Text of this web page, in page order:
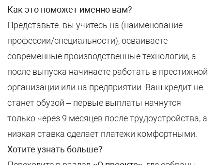
Как это поможет именно вам?
Представьте: вы учитесь на (наименование
профессии/специальности), осваиваете
современные производственные технологии, а
после выпуска начинаете работать в престижной
организации или на предприятии. Ваш кредит не
станет обузой – первые выплаты начнутся
только через 9 месяцев после трудоустройства, а
низкая ставка сделает платежи комфортными.
Хотите узнать больше?